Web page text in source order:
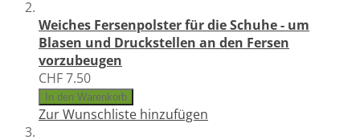
Weiches Fersenpolster für die Schuhe - um
Blasen und Druckstellen an den Fersen
vorzubeugen
CHF 7.50
In den Warenkorb
Zur Wunschliste hinzufügen